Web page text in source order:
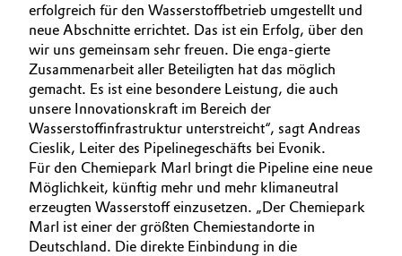
Metals & Mining
Oil & Gas, Petrochemicals
Personal Care & Beauty
Pharma & Biopharma
Plastics & Rubber
Pulp, Paper & Packaging
erfolgreich für den Wasserstoffbetrieb umgestellt und
neue Abschnitte errichtet. Das ist ein Erfolg, über den
wir uns gemeinsam sehr freuen. Die enga-gierte
Zusammenarbeit aller Beteiligten hat das möglich
gemacht. Es ist eine besondere Leistung, die auch
unsere Innovationskraft im Bereich der
Wasserstoffinfrastruktur unterstreicht“, sagt Andreas
Cieslik, Leiter des Pipelinegeschäfts bei Evonik.
Für den Chemiepark Marl bringt die Pipeline eine neue
Möglichkeit, künftig mehr und mehr klimaneutral
erzeugten Wasserstoff einzusetzen. „Der Chemiepark
Marl ist einer der größten Chemiestandorte in
Deutschland. Die direkte Einbindung in die